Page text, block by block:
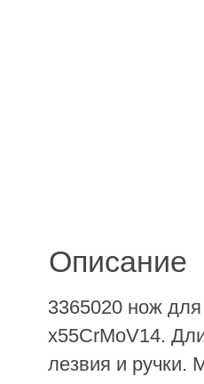
Описание
3365020 нож
x55CrMoV14.
лезвия и ручки.